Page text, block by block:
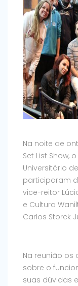
Na noite de
Set List Show,
Universitário
participaram
vice-reitor
e Cultura
Carlos Storck
Na reunião
sobre o
suas dúvidas